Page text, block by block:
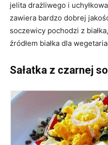
jelita drażliwego i
zawiera bardzo dobrej
soczewicy pochodzi z
źródłem białka dla
Sałatka z czarnej